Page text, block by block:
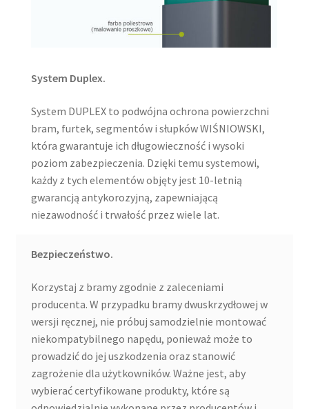
System Duplex.
System DUPLEX to podwójna ochrona powierzchni
bram, furtek, segmentów i słupków WIŚNIOWSKI,
która gwarantuje ich długowieczność i wysoki
poziom zabezpieczenia. Dzięki temu systemowi,
każdy z tych elementów objęty jest 10-letnią
gwarancją antykorozyjną, zapewniającą
niezawodność i trwałość przez wiele lat.
Bezpieczeństwo.
Korzystaj z bramy zgodnie z zaleceniami
producenta. W przypadku bramy dwuskrzydłowej w
wersji ręcznej, nie próbuj samodzielnie montować
niekompatybilnego napędu, ponieważ może to
prowadzić do jej uszkodzenia oraz stanowić
zagrożenie dla użytkowników. Ważne jest, aby
wybierać certyfikowane produkty, które są